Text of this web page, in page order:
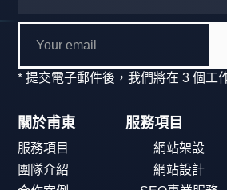
* 提交電子郵件後，我們將在 3 個工
關於甫東
服務項目
團隊介紹
服務項目
網站架設
網站設計